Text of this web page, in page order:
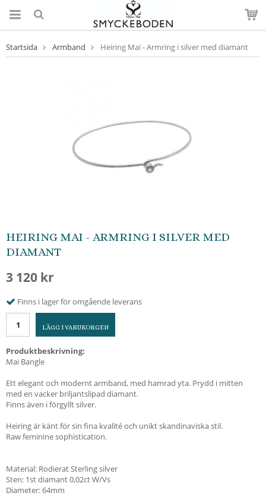
Startsida Armband Heiring Mai - Armring i silver med diamant
HEIRING MAI - ARMRING I SILVER MED
DIAMANT
3 120 kr
Finns i lager för omgående leverans
LÄGG I VARUKORGEN
Produktbeskrivning:
Mai Bangle
Ett elegant och modernt armband, med hamrad yta. Prydd i mitten
med en vacker briljantslipad diamant.
Finns även i förgyllt silver.
Heiring är känt för sin fina kvalité och unikt skandinaviska stil.
Raw feminine sophistication.
Material: Rodierat Sterling silver
Sten: 1st diamant 0,02ct W/Vs
Diameter: 64mm